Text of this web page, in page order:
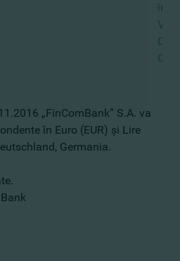
în
VTB
„FinComBank” S.A. va
în Euro (EUR) şi Lire
Germania.